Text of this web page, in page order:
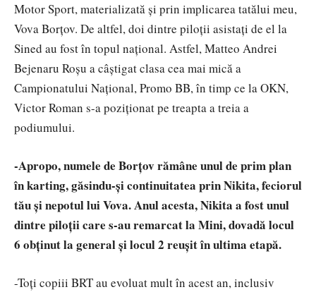
Motor Sport, materializată și prin implicarea tatălui meu,
Vova Borțov. De altfel, doi dintre piloții asistați de el la
Sined au fost în topul național. Astfel, Matteo Andrei
Bejenaru Roșu a câștigat clasa cea mai mică a
Campionatului Național, Promo BB, în timp ce la OKN,
Victor Roman s-a poziționat pe treapta a treia a
podiumului.
-Apropo, numele de Borțov rămâne unul de prim plan
în karting, găsindu-și continuitatea prin Nikita, feciorul
tău și nepotul lui Vova. Anul acesta, Nikita a fost unul
dintre piloții care s-au remarcat la Mini, dovadă locul
6 obținut la general și locul 2 reușit în ultima etapă.
-Toți copiii BRT au evoluat mult în acest an, inclusiv